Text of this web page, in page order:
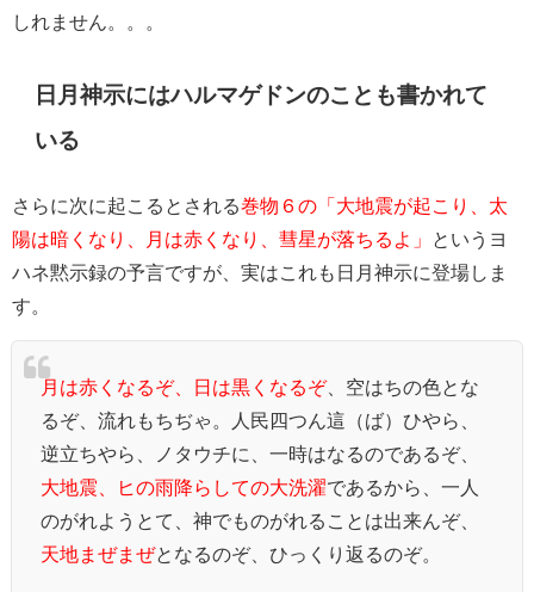
しれません。。。
日月神示にはハルマゲドンのことも書かれて
いる
さらに次に起こるとされる巻物６の「大地震が起こり、太
陽は暗くなり、月は赤くなり、彗星が落ちるよ」
というヨ
ハネ黙示録の予言ですが、実はこれも日月神示に登場しま
す。
月は赤くなるぞ、日は黒くなるぞ、空はちの色とな
るぞ、流れもちぢゃ。人民四つん這（ば）ひやら、
逆立ちやら、ノタウチに、一時はなるのであるぞ、
大地震、ヒの雨降らしての大洗濯であるから、一人
のがれようとて、神でものがれることは出来んぞ、
天地まぜまぜとなるのぞ、ひっくり返るのぞ。